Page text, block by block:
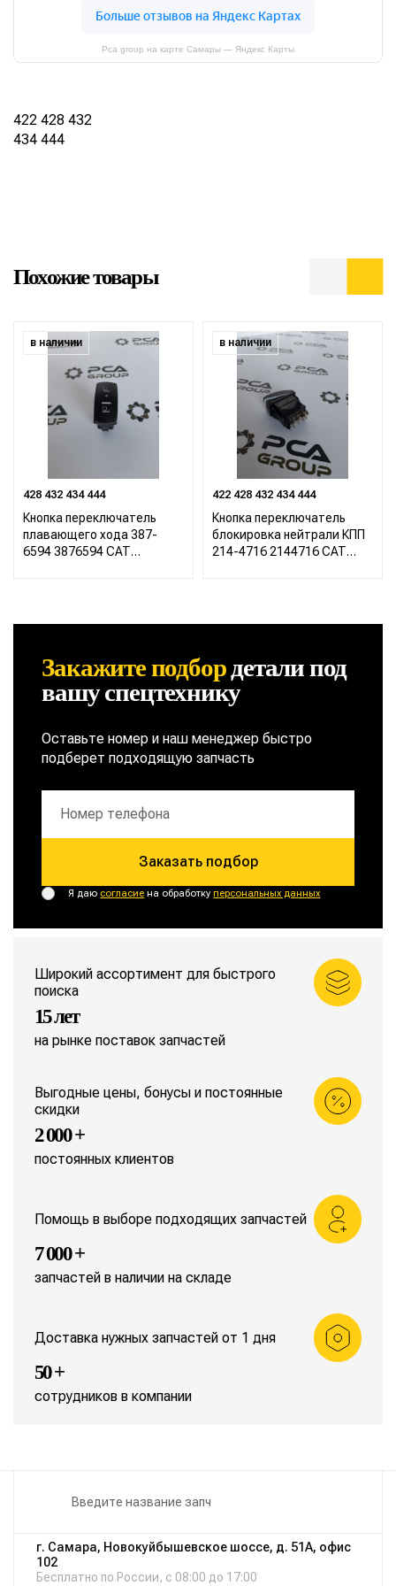
Pca group на карте Самары — Яндекс Карты
422 428 432
434 444
Похожие товары
в наличии
428 432 434 444
Кнопка переключатель
плавающего хода 387-
6594 3876594 CAT
в наличии
422 428 432 434 444
Кнопка переключатель
блокировка нейтрали КПП
214-4716 2144716 CAT
Закажите подбордеталипод
вашу спецтехнику
Оставьте номер и наш менеджер быстро
подберет подходящую запчасть
Заказать подбор
Я даю согласие на обработкуперсональных данных
Широкий ассортимент для быстрого
поиска
15 лет
на рынке поставок запчастей
Выгодные цены, бонусы и постоянные
скидки
2 000 +
постоянных клиентов
Помощь в выборе подходящих запчастей
7 000 +
запчастей в наличии на складе
Доставка нужных запчастей от 1 дня
50 +
сотрудников в компании
г. Самара, Новокуйбышевское шоссе, д. 51А, офис
102
Бесплатно по России, с 08:00 до 17:00